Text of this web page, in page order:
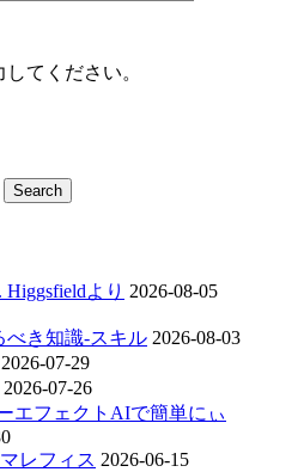
てください。
Higgsfieldより 2026-08-05
べき知識-スキル 2026-08-03
2026-07-29
2026-07-26
エフェクトAIで簡単にぃ
レフィス 2026-06-15